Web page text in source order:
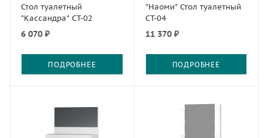
Стол туалетный
"Кассандра" СТ-02
6 070 ₽
ПОДРОБНЕЕ
"Наоми" Стол туалетный
СТ-04
11 370 ₽
ПОДРОБНЕЕ